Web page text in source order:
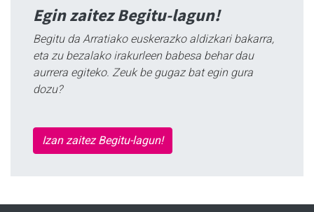
Egin zaitez Begitu-lagun!
Begitu da Arratiako euskerazko aldizkari bakarra,
eta zu bezalako irakurleen babesa behar dau
aurrera egiteko. Zeuk be gugaz bat egin gura
dozu?
Izan zaitez Begitu-lagun!